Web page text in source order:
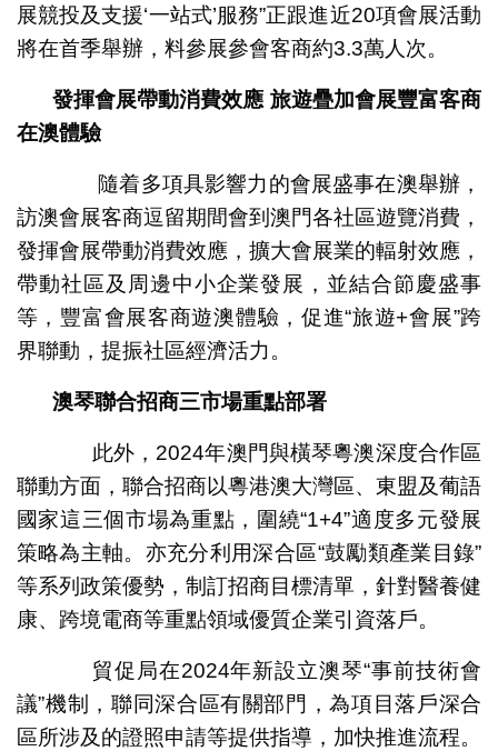
展競投及支援‘一站式’服務”正跟進近20項會展活動
將在首季舉辦，料參展參會客商約3.3萬人次。
發揮會展帶動消費效應 旅遊疊加會展豐富客商
在澳體驗
隨着多項具影響力的會展盛事在澳舉辦，
訪澳會展客商逗留期間會到澳門各社區遊覽消費，
發揮會展帶動消費效應，擴大會展業的輻射效應，
帶動社區及周邊中小企業發展，並結合節慶盛事
等，豐富會展客商遊澳體驗，促進“旅遊+會展”跨
界聯動，提振社區經濟活力。
澳琴聯合招商三市場重點部署
此外，2024年澳門與橫琴粵澳深度合作區
聯動方面，聯合招商以粵港澳大灣區、東盟及葡語
國家這三個市場為重點，圍繞“1+4”適度多元發展
策略為主軸。亦充分利用深合區“鼓勵類產業目錄”
等系列政策優勢，制訂招商目標清單，針對醫養健
康、跨境電商等重點領域優質企業引資落戶。
貿促局在2024年新設立澳琴“事前技術會
議”機制，聯同深合區有關部門，為項目落戶深合
區所涉及的證照申請等提供指導，加快推進流程。